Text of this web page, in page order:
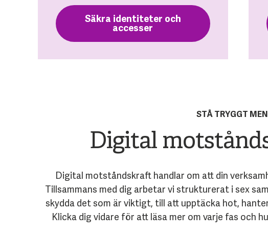
Säkra identiteter och
accesser
STÅ TRYGGT
Digital
Digital motståndskraft handlar om att din
Tillsammans med dig arbetar vi strukturerat i sex
skydda det som är viktigt, till att upptäcka hot,
Klicka dig vidare för att läsa mer om varje fas och